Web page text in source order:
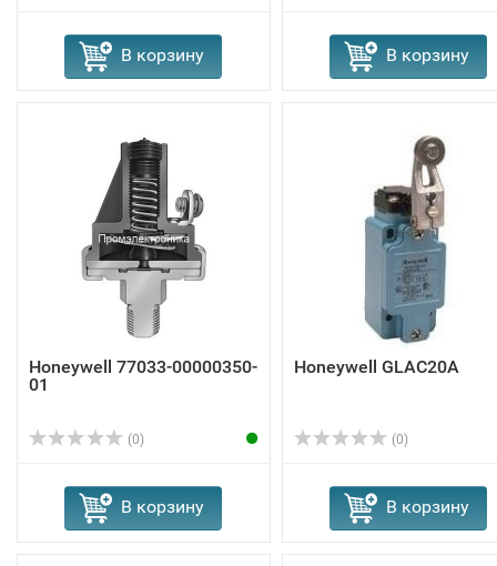
В корзину В корзину
Honeywell 77033-00000350-
01
(0)
В корзину
Honeywell GLAC20A
(0)
В корзину